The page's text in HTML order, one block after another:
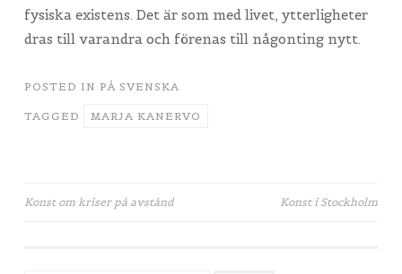
fysiska existens. Det är som med livet, ytterligheter
dras till varandra och förenas till någonting nytt.
POSTED IN PÅ SVENSKA
TAGGED MARJA KANERVO
Artikkelien
Konst om kriser på avstånd Konst i Stockholm